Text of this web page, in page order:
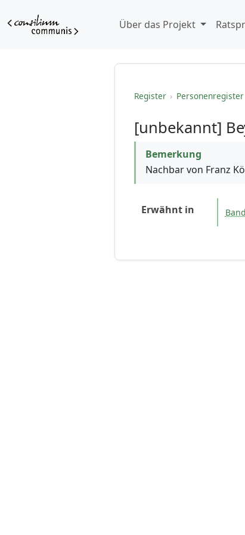
Über das Projekt
Register › Personenregister
[unbekannt]
Bemerkung
Nachbar von Franz
Erwähnt in